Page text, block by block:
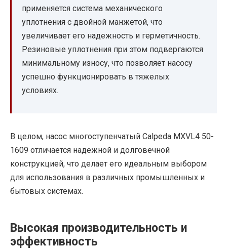
применяется система механического
уплотнения с двойной манжетой, что
увеличивает его надежность и герметичность.
Резиновые уплотнения при этом подвергаются
минимальному износу, что позволяет насосу
успешно функционировать в тяжелых
условиях.
В целом, насос многоступенчатый Calpeda MXVL4 50-
1609 отличается надежной и долговечной
конструкцией, что делает его идеальным выбором
для использования в различных промышленных и
бытовых системах.
Высокая производительность и
эффективность